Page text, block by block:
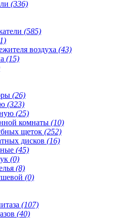
(336)
(585)
воздуха (43)
(15)
(26)
(323)
(25)
комнаты (10)
щеток (252)
дисков (16)
(45)
(0)
(8)
(0)
(107)
(40)